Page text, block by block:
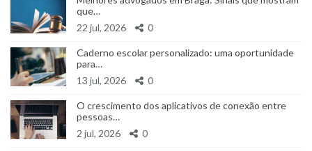
que…
22 jul, 2026
0
Caderno escolar personalizado: uma oportunidade
para…
13 jul, 2026
0
O crescimento dos aplicativos de conexão entre
pessoas…
2 jul, 2026
0